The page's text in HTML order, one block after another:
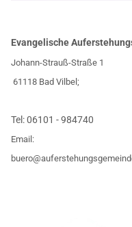
Evangelische
Johann-Strauß-Straße 1
61118 Bad Vilbel;
Tel:06101 - 984740
Email: